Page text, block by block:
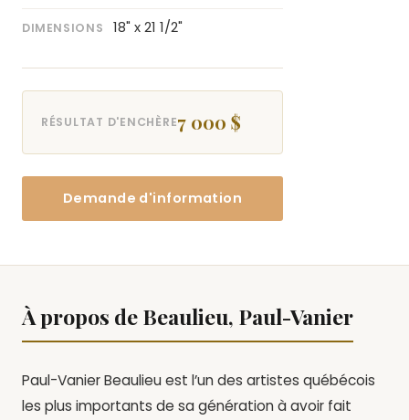
DIMENSIONS 18" x 21 1/2"
RÉSULTAT D'ENCHÈRE7 000 $
Demande d'information
À propos de Beaulieu, Paul-Vanier
Paul-Vanier Beaulieu est l’un des artistes québécois
les plus importants de sa génération à avoir fait